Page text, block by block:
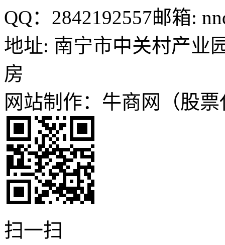
QQ：2842192557邮箱:
地址: 南宁市中关村产业
房
网站制作：牛商网（股票
扫一扫